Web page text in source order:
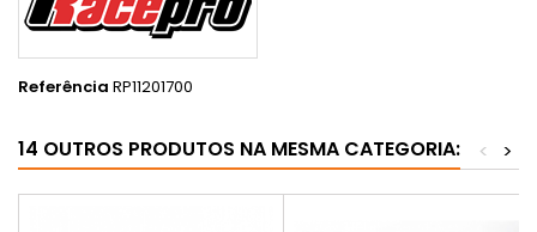
Referência RP11201700
14 OUTROS PRODUTOS NA MESMA CATEGORIA: >
<